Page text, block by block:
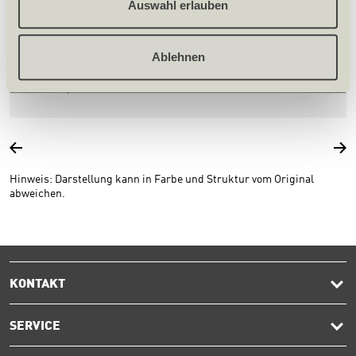
Auswahl erlauben
Ablehnen
153.93/ Stück
Hinweis: Darstellung kann in Farbe und Struktur vom Original
abweichen.
KONTAKT
SERVICE